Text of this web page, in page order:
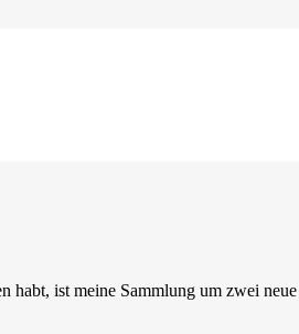
ist meine Sammlung um zwei neue